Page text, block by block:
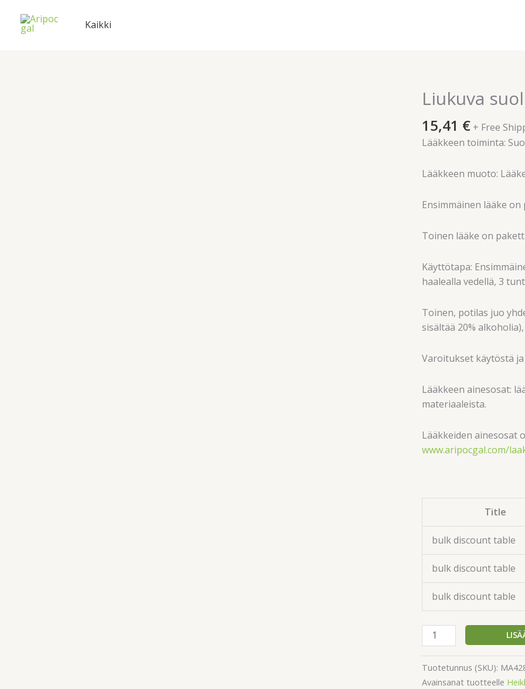
sisältöön
Kaikki
Liukuva
15,41 € + Free
Lääkkeen toiminta:
Lääkkeen muoto:
Ensimmäinen lääke
Toinen lääke on
Käyttötapa:
haalealla vedellä, 3
Toinen, potilas juo
sisältää 20%
Varoitukset käytöstä
Lääkkeen ainesosat:
materiaaleista.
Lääkkeiden ainesosat
www.aripocgal.com/
Title
bulk discount table
bulk discount table
bulk discount table
Liukuva
suolisto
määrä
Tuotetunnus (SKU):
Avainsanat tuotteelle